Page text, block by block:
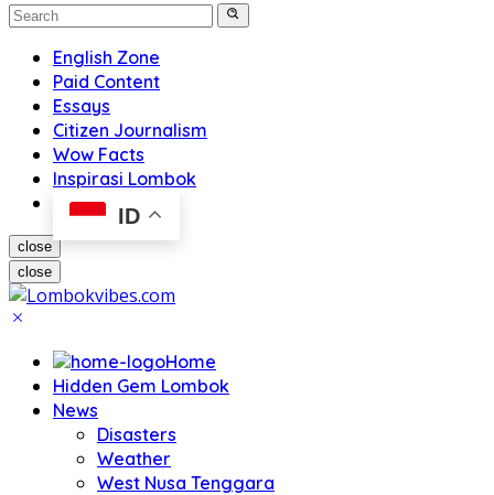
English Zone
Paid Content
Essays
Citizen Journalism
Wow Facts
Inspirasi Lombok
ID
close
close
Home
Hidden Gem Lombok
News
Disasters
Weather
West Nusa Tenggara